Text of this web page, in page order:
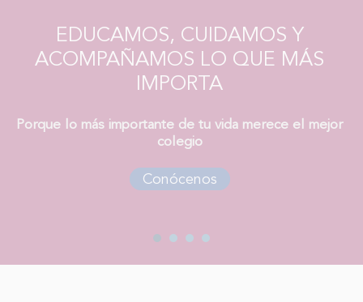
EDUCAMOS, CUIDAMOS Y
ACOMPAÑAMOS LO QUE MÁS
IMPORTA
Porque lo más importante de tu vida merece el mejor
colegio
Conócenos